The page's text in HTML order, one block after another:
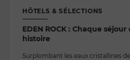
HÔTELS & SÉLECTIONS
EDEN ROCK : Chaque
histoire
Surplombant les eaux cristallines